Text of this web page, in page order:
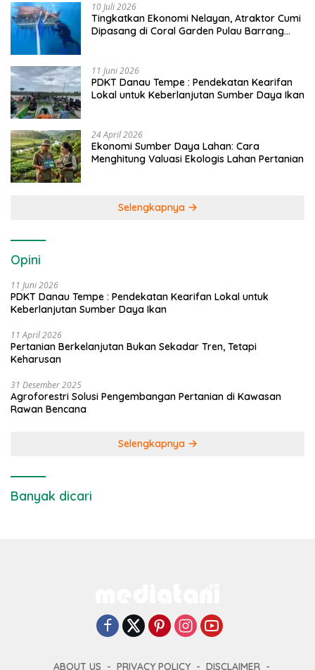
10 Juli 2026
Tingkatkan Ekonomi Nelayan, Atraktor Cumi
Dipasang di Coral Garden Pulau Barrang
11 Juni 2026
PDKT Danau Tempe : Pendekatan Kearifan
Lokal untuk Keberlanjutan Sumber Daya Ikan
24 April 2026
Ekonomi Sumber Daya Lahan: Cara
Menghitung Valuasi Ekologis Lahan Pertanian
Selengkapnya
Opini
11 Juni 2026
PDKT Danau Tempe : Pendekatan Kearifan Lokal untuk
Keberlanjutan Sumber Daya Ikan
11 April 2026
Pertanian Berkelanjutan Bukan Sekadar Tren, Tetapi
Keharusan
31 Desember 2025
Agroforestri Solusi Pengembangan Pertanian di Kawasan
Rawan Bencana
Selengkapnya
Banyak dicari
ABOUT US PRIVACY POLICY DISCLAIMER